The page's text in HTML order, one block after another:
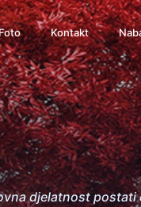
Kontakt
djelatnost postati